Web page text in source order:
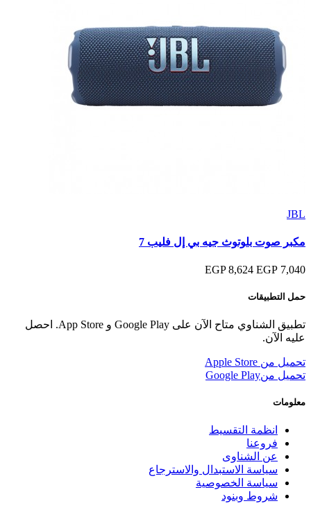
JBL
مكبر صوت بلوتوث جيه بي إل فليب 7
7,040 EGP
8,624 EGP
حمل التطبيقات
تطبيق الشناوي متاح الآن على Google Play و App Store. احصل
عليه الآن.
تحميل من Apple Store
تحميل منGoogle Play
معلومات
انظمة التقسيط
فروعنا
عن الشناوى
سياسة الاستبدال والاسترجاع
سياسة الخصوصية
شروط وبنود